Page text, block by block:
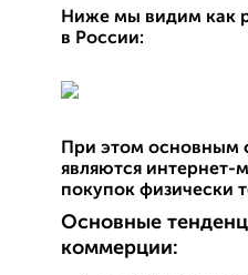
Ниже мы видим как
в России:
При этом основным
являются интернет-
покупок физически
Основные
коммерции: